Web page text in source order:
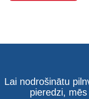
Lai nodrošinātu
pieredzi,